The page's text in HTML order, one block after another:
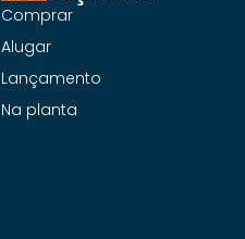
Comprar
Alugar
Lançamento
Na planta